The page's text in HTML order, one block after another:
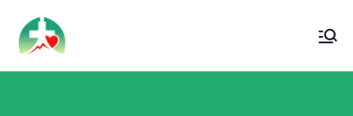
treści
Wojewódzki Szpital Specjalistyczny im.
Św. Rafała w Czerwonej Górze